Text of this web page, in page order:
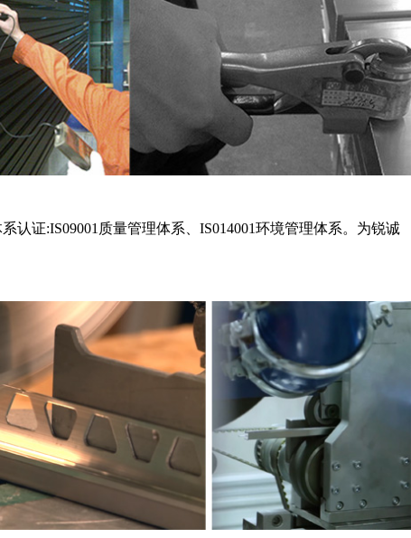
认证:IS09001质量管理体系、IS014001环境管理体系。为锐诚